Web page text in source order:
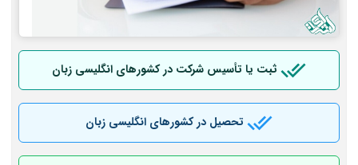
ثبت یا تأسیس شرکت در کشورهای انگلیسی زبان
تحصیل در کشورهای انگلیسی زبان